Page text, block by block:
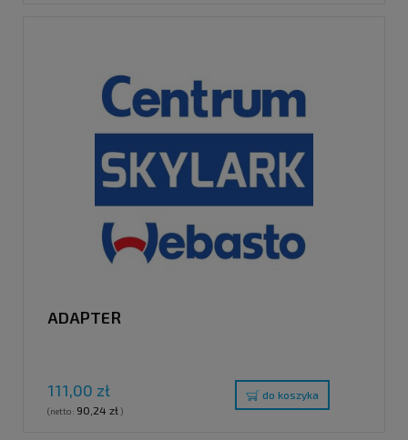
ADAPTER
111,00 zł
(netto: 90,24 zł)
do koszyka